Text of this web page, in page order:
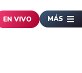
EN VIVO MÁS